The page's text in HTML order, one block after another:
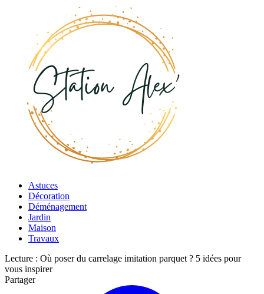
Astuces
Décoration
Déménagement
Jardin
Maison
Travaux
Lecture : Où poser du carrelage imitation parquet ? 5 idées pour
vous inspirer
Partager